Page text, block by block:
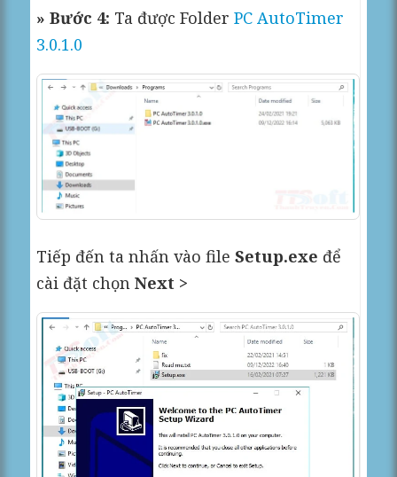
» Bước 4: Ta được FolderPC AutoTimer
3.0.1.0
Tiếp đến ta nhấn vào fileSetup.exe để
cài đặt chọnNext >